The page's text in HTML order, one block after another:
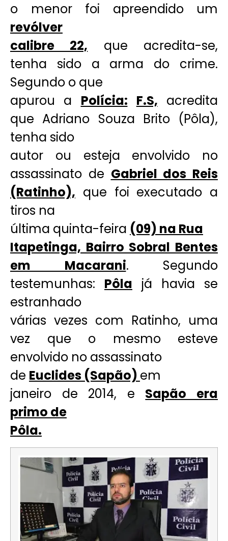
o menor foi apreendido um
revólver
calibre 22, que acredita-se,
tenha sido a arma do crime.
Segundo o que
apurou a Polícia: F.S, acredita
que Adriano Souza Brito (Pôla),
tenha sido
autor ou esteja envolvido no
assassinato de Gabriel dos Reis
(Ratinho), que foi executado a
tiros na
última quinta-feira (09) na Rua
Itapetinga, Bairro Sobral Bentes
em Macarani. Segundo
testemunhas: Pôla já havia se
estranhado
várias vezes com Ratinho, uma
vez que o mesmo esteve
envolvido no assassinato
de Euclides (Sapão) em
janeiro de 2014, e Sapão era
primo de
Pôla.